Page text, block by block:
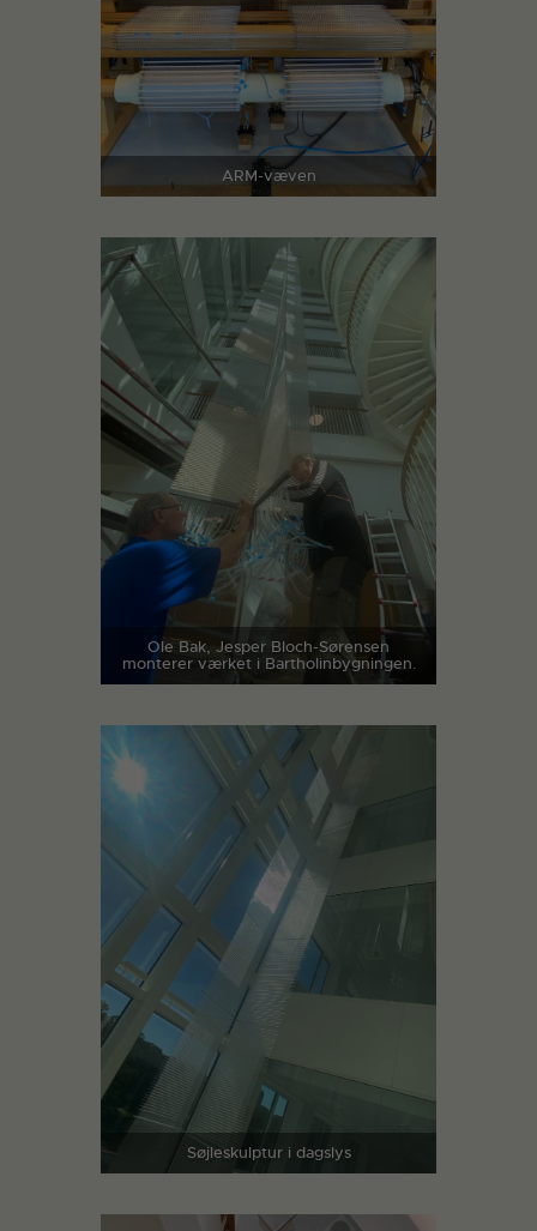
ARM-væven
Ole Bak, Jesper Bloch-Sørensen
monterer værket i Bartholinbygningen.
Søjleskulptur i dagslys